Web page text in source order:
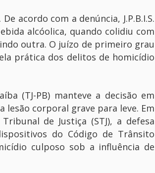
acordo com a denúncia, J.P.B.I.S.
alcóolica, quando colidiu com
outra. O juízo de primeiro grau
prática dos delitos de homicídio
(TJ-PB) manteve a decisão em
lesão corporal grave para leve. Em
de Justiça (STJ), a defesa
do Código de Trânsito
culposo sob a influência de